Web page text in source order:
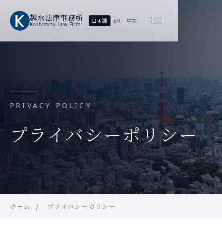
越水法律事務所
Koshimizu Law Firm
日本語 EN 中文
PRIVACY POLICY
プライバシーポリシー
ホーム プライバシーポリシー